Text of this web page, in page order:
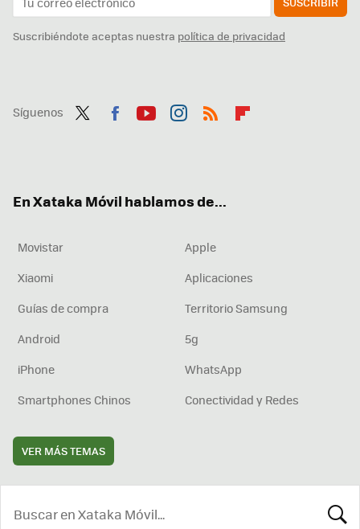
Suscribiéndote aceptas nuestra política de privacidad
Síguenos
En Xataka Móvil hablamos de...
Movistar
Apple
Xiaomi
Aplicaciones
Guías de compra
Territorio Samsung
Android
5g
iPhone
WhatsApp
Smartphones Chinos
Conectividad y Redes
VER MÁS TEMAS